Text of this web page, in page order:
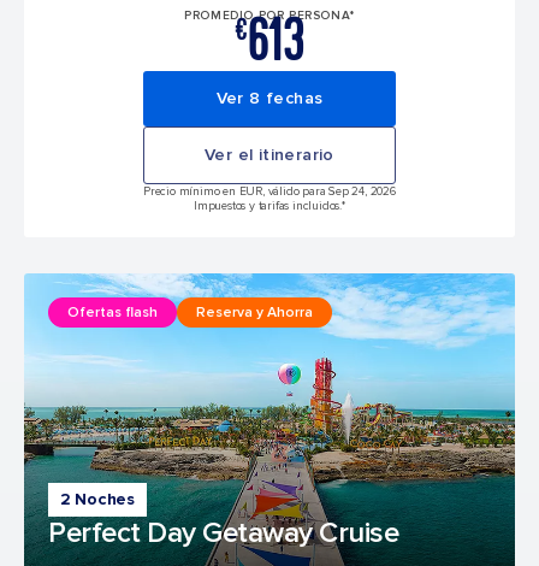
PROMEDIO POR PERSONA*
€613
Ver 8 fechas
Ver el itinerario
Precio mínimo en EUR, válido para Sep 24, 2026
Impuestos y tarifas incluidos.*
2 Noches
Perfect Day Getaway Cruise
Ofertas flash Reserva y Ahorra